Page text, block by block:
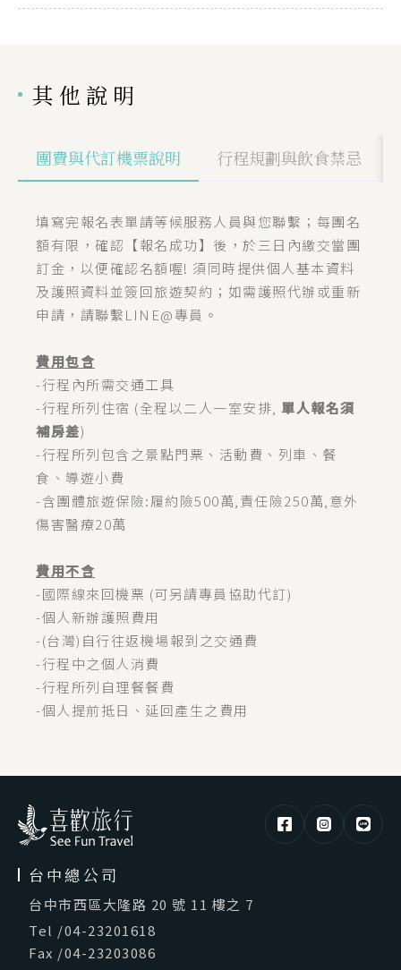
其他說明
團費與代訂機票說明 行程規劃與飲食禁忌
填寫完報名表單請等候服務人員與您聯繫；每團名
額有限，確認【報名成功】後，於三日內繳交當團
訂金，以便確認名額喔! 須同時提供個人基本資料
及護照資料並簽回旅遊契約；如需護照代辦或重新
申請，請聯繫LINE@專員。
費用包含
-行程內所需交通工具
-行程所列住宿 (全程以二人一室安排, 單人報名須
補房差)
-行程所列包含之景點門票、活動費、列車、餐
食、導遊小費
-含團體旅遊保險:履約險500萬,責任險250萬,意外
傷害醫療20萬
費用不含
-國際線來回機票 (可另請專員協助代訂)
-個人新辦護照費用
-(台灣)自行往返機場報到之交通費
-行程中之個人消費
-行程所列自理餐餐費
-個人提前抵日、延回產生之費用
台中總公司
台中市西區大隆路 20 號 11 樓之 7
Tel /04-23201618
Fax /04-23203086